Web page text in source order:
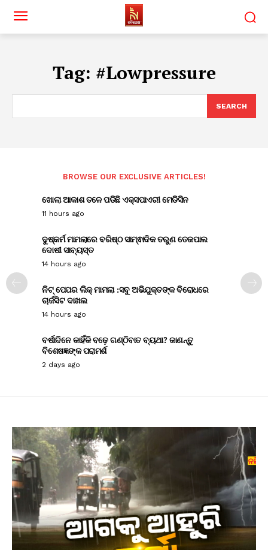
Tag: #Lowpressure
SEARCH
BROWSE OUR EXCLUSIVE ARTICLES!
ଖୋଲା ଆକାଶ ତଳେ ପଡିଛି ଏକ୍ସପାଏରୀ ମେଡିସିନ
11 hours ago
ଦୁଷ୍କର୍ମ ମାମଲାରେ ବରିଷ୍ଠ ସାମ୍ଵାଦିକ ତରୁଣ ତେଜପାଲ
ଦୋଷୀ ସାବ୍ୟସ୍ତ
14 hours ago
ନିଟ୍ ପେପର ଲିକ୍ ମାମଲା :ସବୁ ଅଭିଯୁକ୍ତଙ୍କ ବିରୋଧରେ
ଚାର୍ଜସିଟ ଦାଖଲ
14 hours ago
ବର୍ଷାଦିନେ କାହିଁକି ବଢ଼େ ଗଣ୍ଠିବାତ ବ୍ୟଥା? ଜାଣନ୍ତୁ
ବିଶେଷଜ୍ଞଙ୍କ ପରାମର୍ଶ
2 days ago